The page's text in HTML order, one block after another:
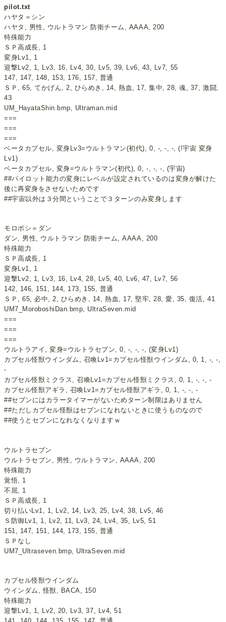
pilot.txt
ハヤタ＝シン
ハヤタ, 男性, ウルトラマン 防衛チーム, AAAA, 200
特殊能力
ＳＰ高成長, 1
変身Lv1, 1
迎撃Lv2, 1, Lv3, 16, Lv4, 30, Lv5, 39, Lv6, 43, Lv7, 55
147, 147, 148, 153, 176, 157, 普通
ＳＰ, 65, てかげん, 2, ひらめき, 14, 熱血, 17, 集中, 28, 魂, 37, 激闘,
43
UM_HayataShin.bmp, Ultraman.mid
===
===
===
ベータカプセル, 変身Lv3=ウルトラマン(初代), 0, -, -, -, (!宇宙 変身
Lv1)
ベータカプセル, 変身=ウルトラマン(初代), 0, -, -, -, (宇宙)
##パイロット能力の変身にレベルが設定されているのは変身が解けた
後に再変身をさせないためです
##宇宙以外は３分間ということで３ターンのみ変身します
モロボシ＝ダン
ダン, 男性, ウルトラマン 防衛チーム, AAAA, 200
特殊能力
ＳＰ高成長, 1
変身Lv1, 1
迎撃Lv2, 1, Lv3, 16, Lv4, 28, Lv5, 40, Lv6, 47, Lv7, 56
142, 146, 151, 144, 173, 155, 普通
ＳＰ, 65, 必中, 2, ひらめき, 14, 熱血, 17, 堅牢, 28, 愛, 35, 復活, 41
UM7_MoroboshiDan.bmp, UltraSeven.mid
===
===
===
ウルトラアイ, 変身=ウルトラセブン, 0, -, -, -, (変身Lv1)
カプセル怪獣ウインダム, 召喚Lv1=カプセル怪獣ウインダム, 0, 1, -, -,
-
カプセル怪獣ミクラス, 召喚Lv1=カプセル怪獣ミクラス, 0, 1, -, -, -
カプセル怪獣アギラ, 召喚Lv1=カプセル怪獣アギラ, 0, 1, -, -, -
##セブンにはカラータイマーがないためターン制限はありません
##ただしカプセル怪獣はセブンになれないときに使うものなので
##使うとセブンになれなくなりますｗ
ウルトラセブン
ウルトラセブン, 男性, ウルトラマン, AAAA, 200
特殊能力
覚悟, 1
不屈, 1
ＳＰ高成長, 1
切り払いLv1, 1, Lv2, 14, Lv3, 25, Lv4, 38, Lv5, 46
Ｓ防御Lv1, 1, Lv2, 11, Lv3, 24, Lv4, 35, Lv5, 51
151, 147, 151, 144, 173, 155, 普通
ＳＰなし
UM7_Ultraseven.bmp, UltraSeven.mid
カプセル怪獣ウインダム
ウインダム, 怪獣, BACA, 150
特殊能力
迎撃Lv1, 1, Lv2, 20, Lv3, 37, Lv4, 51